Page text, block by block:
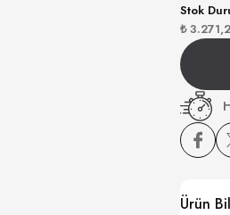
₺
Stok
Ürün